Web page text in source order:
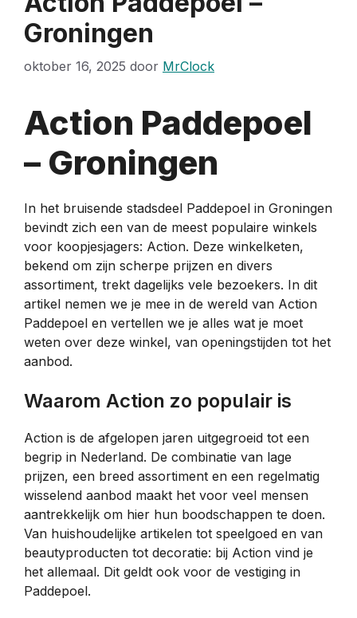
Groningen
oktober 16, 2025 door MrClock
Action Paddepoel
– Groningen
In het bruisende stadsdeel Paddepoel in Groningen
bevindt zich een van de meest populaire winkels
voor koopjesjagers: Action. Deze winkelketen,
bekend om zijn scherpe prijzen en divers
assortiment, trekt dagelijks vele bezoekers. In dit
artikel nemen we je mee in de wereld van Action
Paddepoel en vertellen we je alles wat je moet
weten over deze winkel, van openingstijden tot het
aanbod.
Waarom Action zo populair is
Action is de afgelopen jaren uitgegroeid tot een
begrip in Nederland. De combinatie van lage
prijzen, een breed assortiment en een regelmatig
wisselend aanbod maakt het voor veel mensen
aantrekkelijk om hier hun boodschappen te doen.
Van huishoudelijke artikelen tot speelgoed en van
beautyproducten tot decoratie: bij Action vind je
het allemaal. Dit geldt ook voor de vestiging in
Paddepoel.